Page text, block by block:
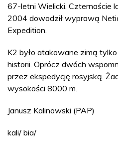
67-letni Wielicki. Czternaście
2004 dowodził wyprawą
Expedition.
K2 było atakowane zimą
historii. Oprócz dwóch
przez ekspedycję rosyjską.
wysokości 8000 m.
Janusz Kalinowski (PAP)
kali/ bia/